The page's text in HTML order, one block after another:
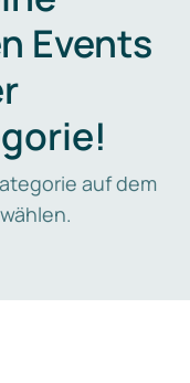
Events
auf dem